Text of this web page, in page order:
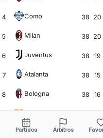
4 Como 38 20
5 Milan 38 20
6 Juventus 38 19
7 Atalanta 38 15
8 Bologna 38 16
Lazio
Udinese 38 14
Partidos Árbitros